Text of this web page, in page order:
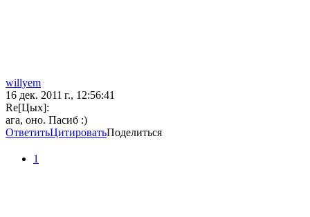
willyem
16 дек. 2011 г., 12:56:41
Re[Цых]:
ага, оно. Пасиб :)
ОтветитьЦитироватьПоделиться
1